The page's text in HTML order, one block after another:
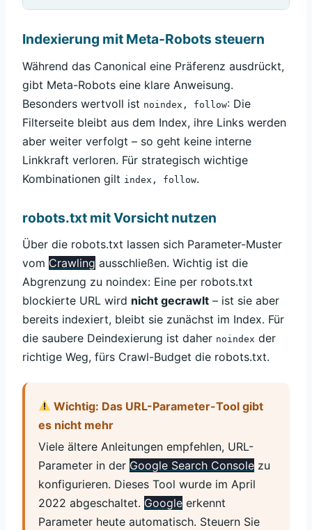
Indexierung mit Meta-Robots steuern
Während das Canonical eine Präferenz ausdrückt,
gibt Meta-Robots eine klare Anweisung.
Besonders wertvoll ist noindex, follow: Die
Filterseite bleibt aus dem Index, ihre Links werden
aber weiter verfolgt – so geht keine interne
Linkkraft verloren. Für strategisch wichtige
Kombinationen gilt index, follow.
robots.txt mit Vorsicht nutzen
Über die robots.txt lassen sich Parameter-Muster
vom Crawling ausschließen. Wichtig ist die
Abgrenzung zu noindex: Eine per robots.txt
blockierte URL wird nicht gecrawlt – ist sie aber
bereits indexiert, bleibt sie zunächst im Index. Für
die saubere Deindexierung ist daher noindex der
richtige Weg, fürs Crawl-Budget die robots.txt.
Wichtig: Das URL-Parameter-Tool gibt
es nicht mehr
Viele ältere Anleitungen empfehlen, URL-
Parameter in der Google Search Console zu
konfigurieren. Dieses Tool wurde im April
2022 abgeschaltet. Google erkennt
Parameter heute automatisch. Steuern Sie